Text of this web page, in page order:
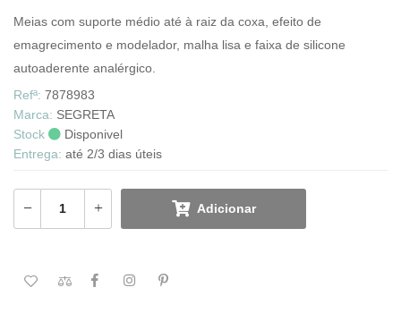
Meias com suporte médio até à raiz da coxa, efeito de
emagrecimento e modelador, malha lisa e faixa de silicone
autoaderente analérgico.
Refª: 7878983
Marca: SEGRETA
Stock
Disponivel
Entrega: até 2/3 dias úteis
Adicionar